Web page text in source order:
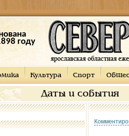
году
Культура Спорт
Даты и события